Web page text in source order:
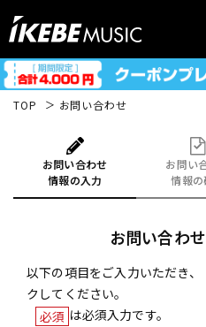
TOP お問い合わせ
お問い合わせ
情報の入力
お問い
情報の
お問い合わ
以下の項目をご入力いただき
クしてください。
必須 は必須入力です。